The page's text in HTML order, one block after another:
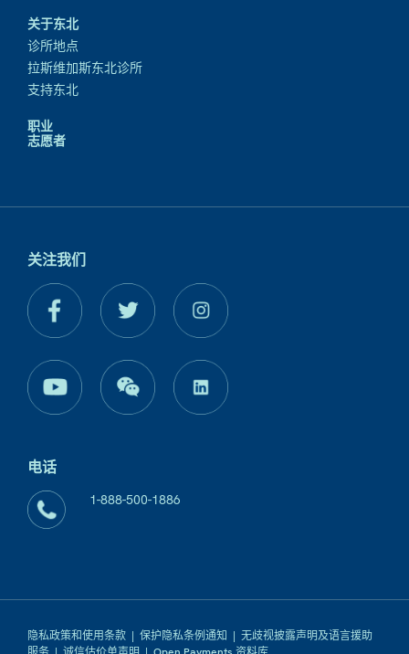
关于东北
诊所地点
拉斯维加斯东北诊所
支持东北
职业
志愿者
关注我们
电话
1-888-500-1886
隐私政策和使用条款 | 保护隐私条例通知 | 无歧视披露声明及语言援助